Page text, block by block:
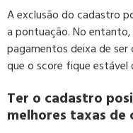
A exclusão do cadastro
a pontuação. No
pagamentos deixa de
que o score fique estável
Ter o cadastro
melhores taxas